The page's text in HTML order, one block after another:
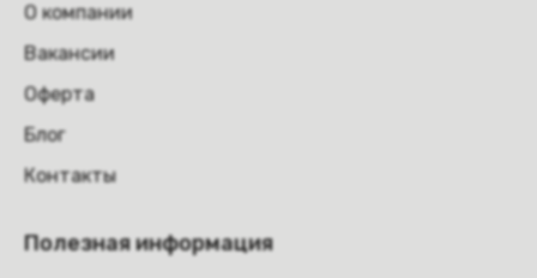
О компании
Вакансии
Оферта
Блог
Контакты
Полезная информация